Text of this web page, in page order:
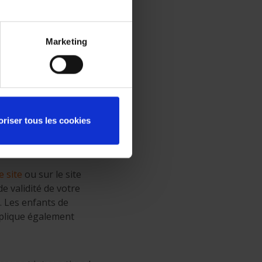
Marketing
tous les cookies
une
de votre
jusqu'au
Mais
renouveler votre
site ou sur le site
validité de votre
enfants de
également